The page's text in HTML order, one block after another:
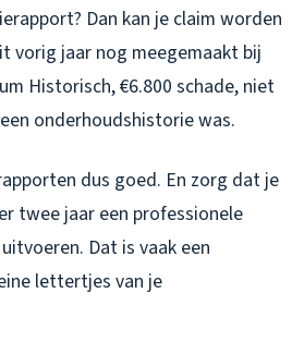
Dan kan je claim worden
vorig jaar nog meegemaakt bij
Historisch, €6.800 schade, niet
onderhoudshistorie was.
dus goed. En zorg dat je
twee jaar een professionele
Dat is vaak een
lettertjes van je